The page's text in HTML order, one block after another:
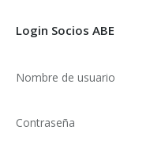
Login Socios ABE
Nombre de usuario
Contraseña